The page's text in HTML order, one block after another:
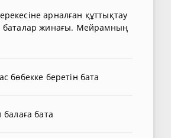
арналған құттықтау
баталар жинағы. Мейрамның
бөбекке беретін бата
балаға бата